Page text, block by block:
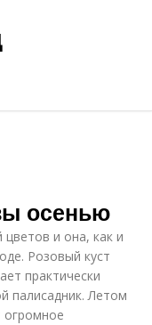
осенью
и она, как и
Розовый куст
практически
палисадник. Летом
огромное